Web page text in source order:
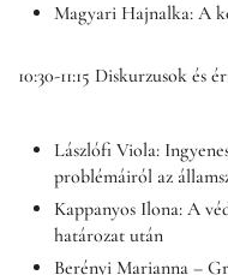
Magyari Hajnalka: A
10:30-11:15 Diskurzusok és
Lászlófi Viola:
problémáiról az
Kappanyos Ilona: A
határozat után
Berényi Marianna –